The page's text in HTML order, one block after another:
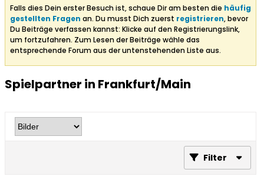
Falls dies Dein erster Besuch ist, schaue Dir am besten die häufig
gestellten Fragen an. Du musst Dich zuerst registrieren, bevor
Du Beiträge verfassen kannst: Klicke auf den Registrierungslink,
um fortzufahren. Zum Lesen der Beiträge wähle das
entsprechende Forum aus der untenstehenden Liste aus.
Spielpartner in Frankfurt/Main
Filter